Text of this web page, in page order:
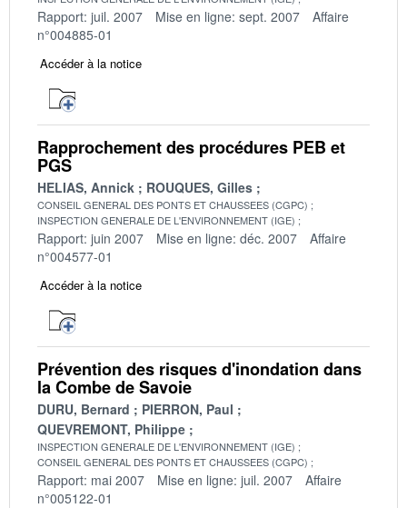
Rapport: juil. 2007 Mise en ligne: sept. 2007
Affaire
n°004885-01
Accéder à la notice
Rapprochement des procédures PEB et
PGS
HELIAS, Annick ROUQUES, Gilles
CONSEIL GENERAL DES PONTS ET CHAUSSEES (CGPC)
INSPECTION GENERALE DE L'ENVIRONNEMENT (IGE)
Rapport: juin 2007 Mise en ligne: déc. 2007
Affaire
n°004577-01
Accéder à la notice
Prévention des risques d'inondation dans
la Combe de Savoie
DURU, Bernard
PIERRON, Paul
QUEVREMONT, Philippe
INSPECTION GENERALE DE L'ENVIRONNEMENT (IGE)
CONSEIL GENERAL DES PONTS ET CHAUSSEES (CGPC)
Rapport: mai 2007 Mise en ligne: juil. 2007
Affaire
n°005122-01